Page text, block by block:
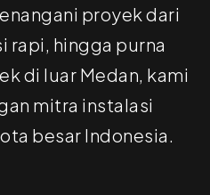
proyek dari
rapi, hingga purna
di luar Medan, kami
mitra instalasi
besar Indonesia.